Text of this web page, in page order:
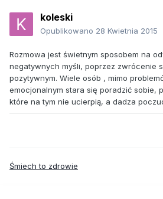
koleski
Opublikowano 28 Kwietnia 2015
Rozmowa jest świetnym sposobem na
negatywnych myśli, poprzez zwrócenie
pozytywnym. Wiele osób , mimo
emocjonalnym stara się poradzić sobie,
które na tym nie ucierpią, a dadza
Śmiech to zdrowie